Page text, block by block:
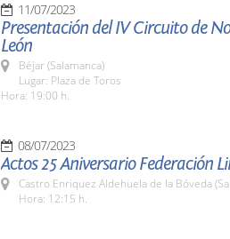
11/07/2023
Presentación del IV Circuito de
León
Béjar (Salamanca)
Lugar: Plaza de Toros
Hora: 19:00 h.
08/07/2023
Actos 25 Aniversario Federación
Castro Enriquez Aldehuela de la Bóveda
Hora: 12:15 h.